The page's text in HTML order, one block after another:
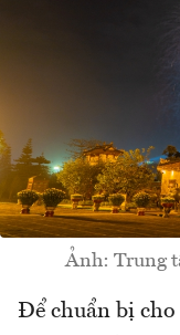
Ảnh: Trung
Để chuẩn bị